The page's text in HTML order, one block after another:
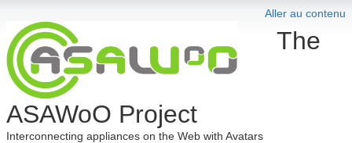
Aller au contenu
The
ASAWoO Project
Interconnecting appliances on the Web with Avatars